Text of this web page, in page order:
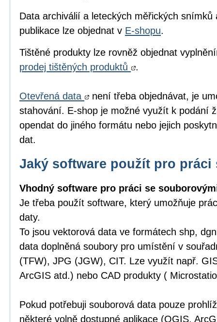
Data archiválií a leteckých měřických
publikace lze objednat v E-shopu.
Tištěné produkty lze rovněž objednat
prodej tištěných produktů
.
Otevřená data
není třeba objednávat, je
stahování. E-shop je možné využít k podání
opendat do jiného formátu nebo jejich
dat.
Jaký software použít pro práci
Vhodný software pro práci se
Je třeba použít software, který umožňuje
daty.
To jsou vektorová data ve formátech shp,
data doplněná soubory pro umístění v
(TFW), JPG (JGW), CIT. Lze využít např.
ArcGIS atd.) nebo CAD produkty (
Pokud potřebuji souborová data pouze
některé volně dostupné aplikace (QGIS,